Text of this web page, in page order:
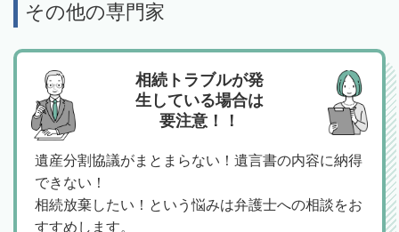
その他の専門家
相続トラブルが発
生している場合は
要注意！！
遺産分割協議がまとまらない！遺言書の内容に納得
できない！
相続放棄したい！という悩みは弁護士への相談をお
すすめします。